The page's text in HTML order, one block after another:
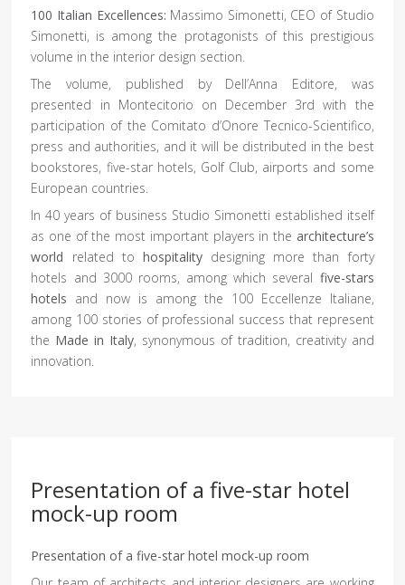
100 Italian Excellences: Massimo Simonetti, CEO of Studio
Simonetti, is among the protagonists of this prestigious
volume in the interior design section.
The volume, published by Dell’Anna Editore, was
presented in Montecitorio on December 3rd with the
participation of the Comitato d’Onore Tecnico-Scientifico,
press and authorities, and it will be distributed in the best
bookstores, five-star hotels, Golf Club, airports and some
European countries.
In 40 years of business Studio Simonetti established itself
as one of the most important players in the architecture’s
world related to hospitalitydesigning more than forty
hotels and 3000 rooms, among which several five-stars
hotels and now is among the 100 Eccellenze Italiane,
among 100 stories of professional success that represent
the Made in Italy, synonymous of tradition, creativity and
innovation.
Presentation of a five-star hotel
mock-up room
Presentation of a five-star hotel mock-up room